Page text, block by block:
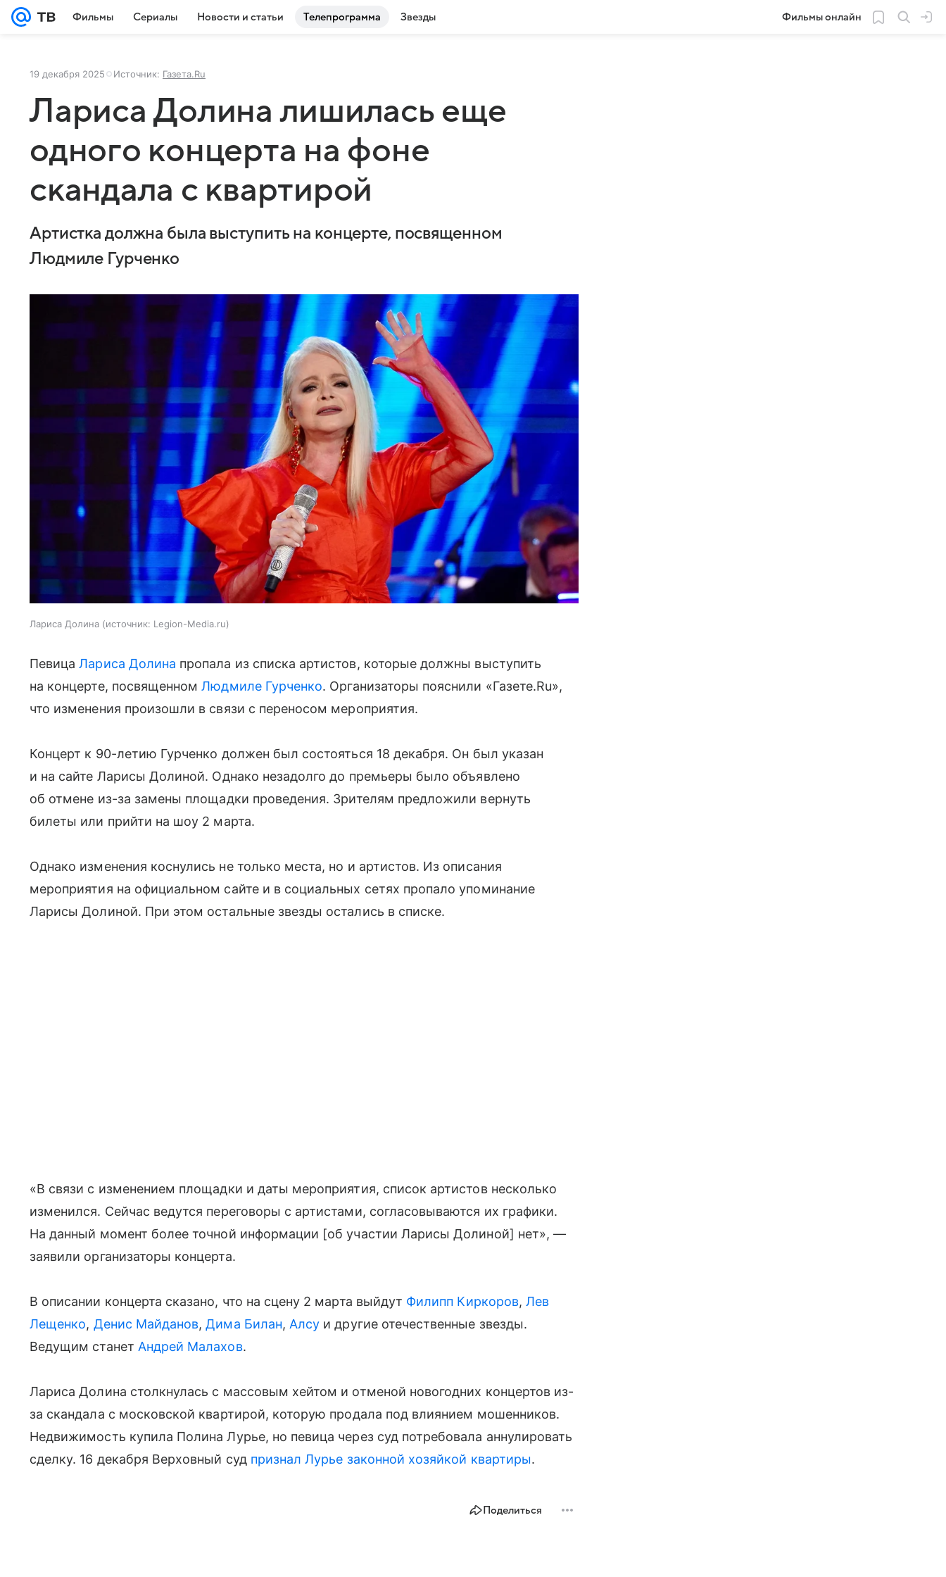
Фильмы Сериалы Новости и статьи Телепрограмма Звезды Фильмы онлайн
19 декабря 2025 Источник: Газета.Ru
Лариса Долина лишилась еще
одного концерта на фоне
скандала с квартирой
Артистка должна была выступить на концерте, посвященном
Людмиле Гурченко
Лариса Долина источник: Legion-Media.ru
ПевицаЛариса Долина пропала из списка артистов, которые должны выступить
на концерте, посвященномЛюдмиле Гурченко. Организаторы пояснили «Газете.Ru»,
что изменения произошли в связи с переносом мероприятия.
Концерт к 90-летию Гурченко должен был состояться 18 декабря. Он был указан
и на сайте Ларисы Долиной. Однако незадолго до премьеры было объявлено
об отмене из-за замены площадки проведения. Зрителям предложили вернуть
билеты или прийти на шоу 2 марта.
Однако изменения коснулись не только места, но и артистов. Из описания
мероприятия на официальном сайте и в социальных сетях пропало упоминание
Ларисы Долиной. При этом остальные звезды остались в списке.
«В связи с изменением площадки и даты мероприятия, список артистов несколько
изменился. Сейчас ведутся переговоры с артистами, согласовываются их графики.
На данный момент более точной информации [об участии Ларисы Долиной] нет», —
заявили организаторы концерта.
В описании концерта сказано, что на сцену 2 марта выйдут Филипп Киркоров, Лев
Лещенко, Денис Майданов,Дима Билан, Алсу и другие отечественные звезды.
Ведущим станет Андрей Малахов.
Лариса Долина столкнулась с массовым хейтом и отменой новогодних концертов из-
за скандала с московской квартирой, которую продала под влиянием мошенников.
Недвижимость купила Полина Лурье, но певица через суд потребовала аннулировать
сделку. 16 декабря Верховный суд признал Лурье законной хозяйкой квартиры.
Поделиться